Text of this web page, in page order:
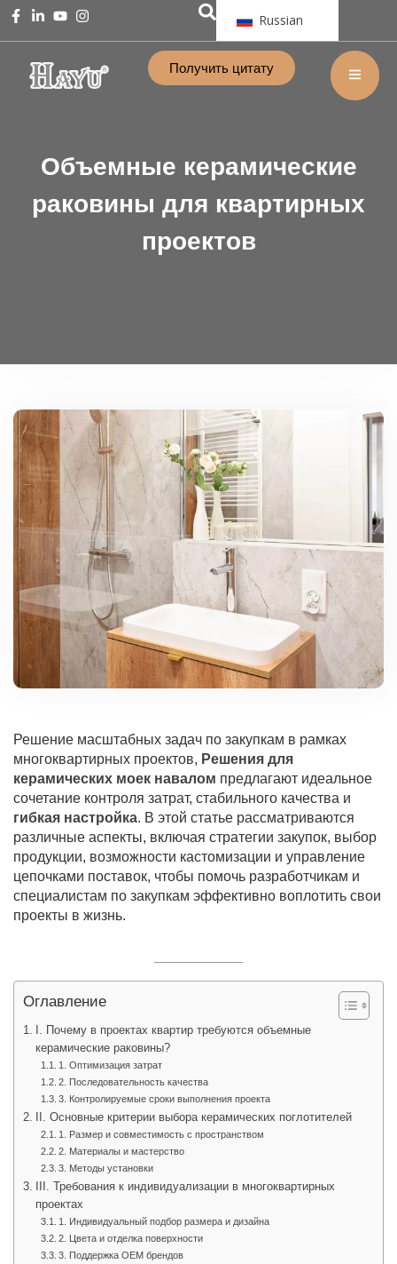
Russian
Получить цитату
Объемные керамические
раковины для квартирных
проектов
Решение масштабных задач по закупкам в рамках
многоквартирных проектов, Решения для
керамических моек навалом предлагают идеальное
сочетание контроля затрат, стабильного качества и
гибкая настройка. В этой статье рассматриваются
различные аспекты, включая стратегии закупок, выбор
продукции, возможности кастомизации и управление
цепочками поставок, чтобы помочь разработчикам и
специалистам по закупкам эффективно воплотить свои
проекты в жизнь.
Оглавление
I. Почему в проектах квартир требуются объемные
керамические раковины?
1. Оптимизация затрат
2. Последовательность качества
3. Контролируемые сроки выполнения проекта
II. Основные критерии выбора керамических поглотителей
1. Размер и совместимость с пространством
2. Материалы и мастерство
3. Методы установки
III. Требования к индивидуализации в многоквартирных
проектах
1. Индивидуальный подбор размера и дизайна
2. Цвета и отделка поверхности
3. Поддержка OEM брендов